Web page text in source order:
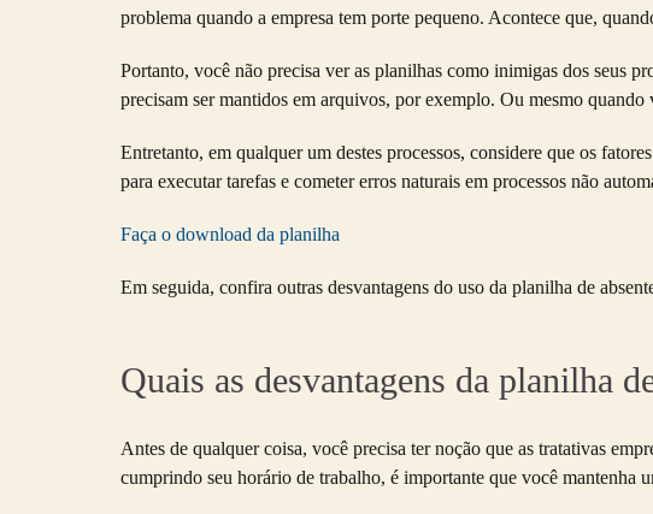
problema quando a empresa tem porte pequeno. Acontece que,
Portanto, você não precisa ver as planilhas como inimigas dos seus
precisam ser mantidos em arquivos, por exemplo. Ou mesmo
Entretanto, em qualquer um destes processos, considere que os
para executar tarefas e cometer erros naturais em processos não
Faça o download da planilha
Em seguida, confira outras desvantagens do uso da planilha de
Quais as desvantagens da planilha
Antes de qualquer coisa, você precisa ter noção que as tratativas
cumprindo seu horário de trabalho, é importante que você mantenha